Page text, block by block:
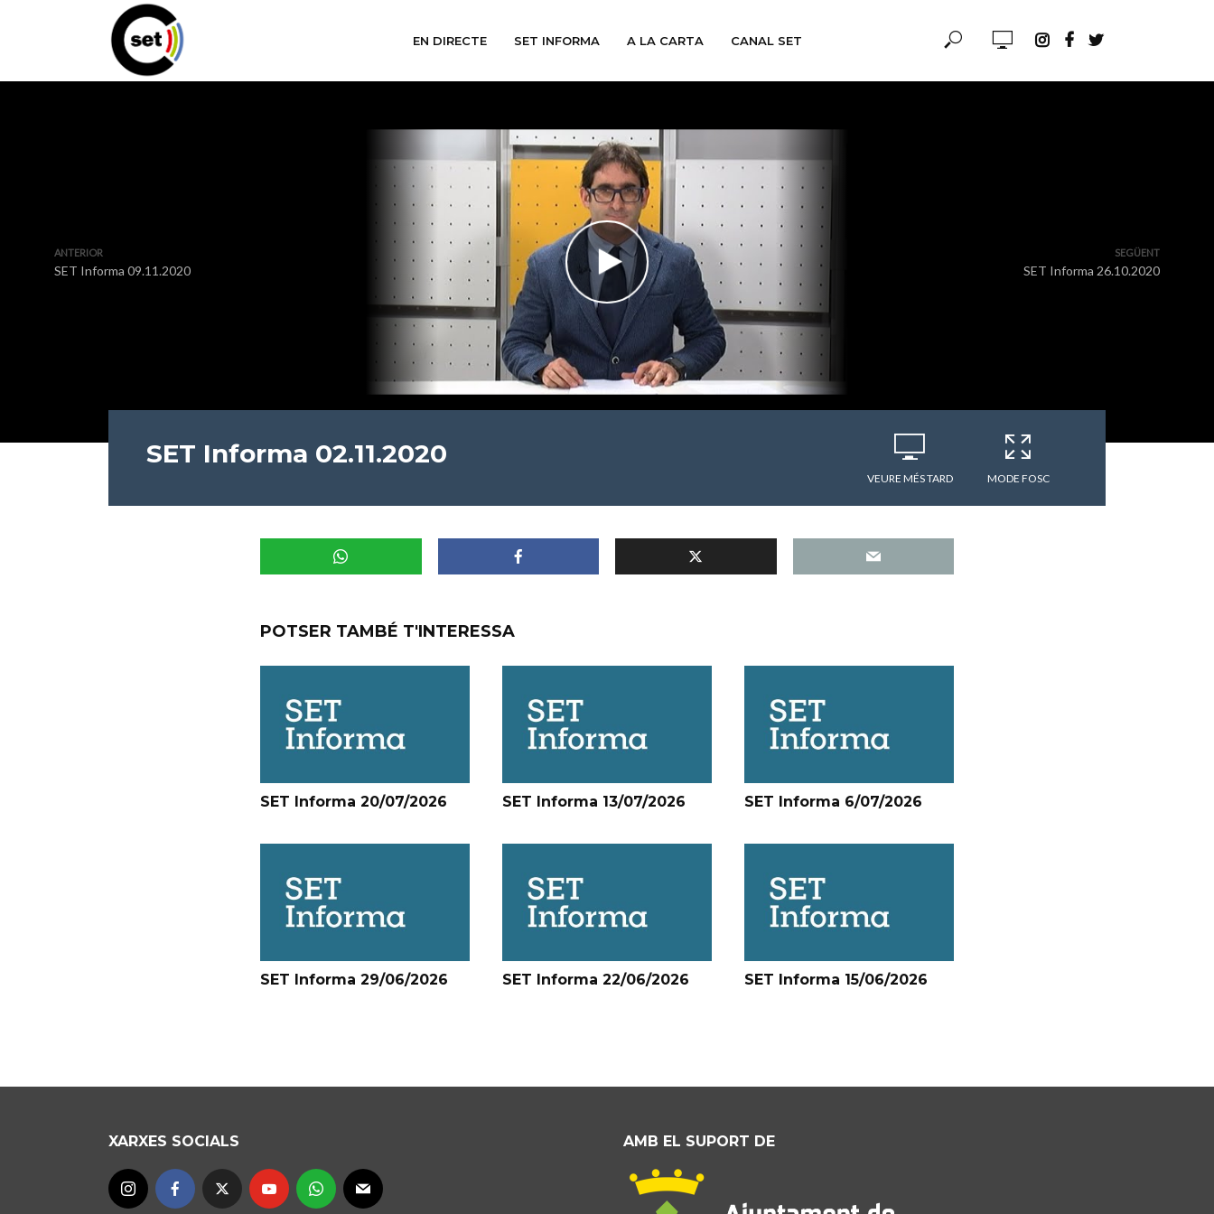
EN DIRECTE SET INFORMA A LA CARTA CANAL SET
ANTERIOR
SET Informa 09.11.2020
SEGÜENT
SET Informa 26.10.2020
SET Informa 02.11.2020
VEURE MÉS TARD MODE FOSC
POTSER TAMBÉ T'INTERESSA
SET Informa 20/07/2026 SET Informa 13/07/2026 SET Informa 6/07/2026
SET Informa 29/06/2026 SET Informa 22/06/2026 SET Informa 15/06/2026
XARXES SOCIALS AMB EL SUPORT DE